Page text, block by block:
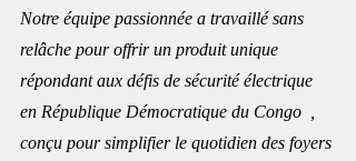
Notre équipe passionnée a travaillé sans
relâche pour offrir un produit unique
répondant aux défis de sécurité électrique
en République Démocratique du Congo  ,
conçu pour simplifier le quotidien des foyers